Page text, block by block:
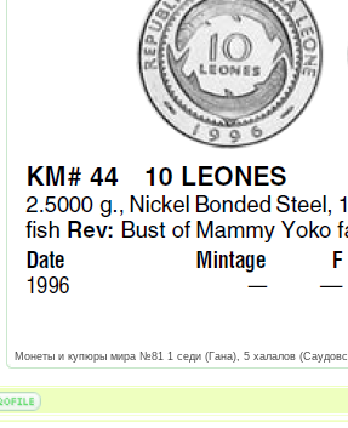
Монеты и купюры мира №81 1 седи (Гана), 5 халалов